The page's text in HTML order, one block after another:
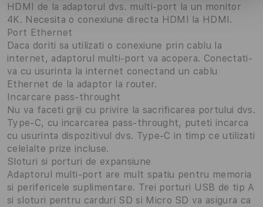
HDMI de la adaptorul dvs. multi-port la un monitor
4K. Necesita o conexiune directa HDMI la HDMI.
Port Ethernet
Daca doriti sa utilizati o conexiune prin cablu la
internet, adaptorul multi-port va acopera. Conectati-
va cu usurinta la internet conectand un cablu
Ethernet de la adaptor la router.
Incarcare pass-throught
Nu va faceti griji cu privire la sacrificarea portului dvs.
Type-C, cu incarcarea pass-throught, puteti incarca
cu usurinta dispozitivul dvs. Type-C in timp ce utilizati
celelalte prize incluse.
Sloturi si porturi de expansiune
Adaptorul multi-port are mult spatiu pentru memoria
si perifericele suplimentare. Trei porturi USB de tip A
si sloturi pentru carduri SD si Micro SD va asigura ca